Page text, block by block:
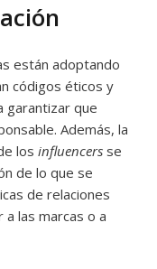
están adoptando
códigos éticos y
garantizar que
Además, la
los influencers se
de lo que se
de relaciones
las marcas o a